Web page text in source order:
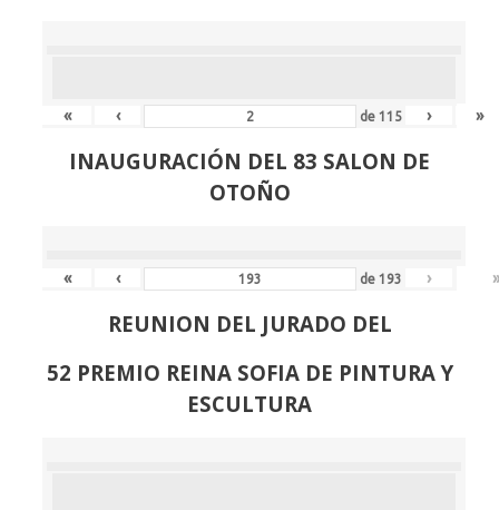
« ‹ de115 › »
INAUGURACIÓN DEL 83 SALON DE
OTOÑO
« ‹ de193 ›
REUNION DEL JURADO DEL
52 PREMIO REINA SOFIA DE PINTURA Y
ESCULTURA